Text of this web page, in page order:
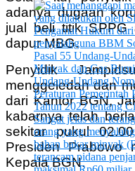
adanya dugaan
jual beli titik SPPG
dapur MBG.
Penyidik
menggeledah dan
dari Kantor BGN,
kabarnya telah
sekitar pukul
Presiden Prabowo
Kepala BGN.